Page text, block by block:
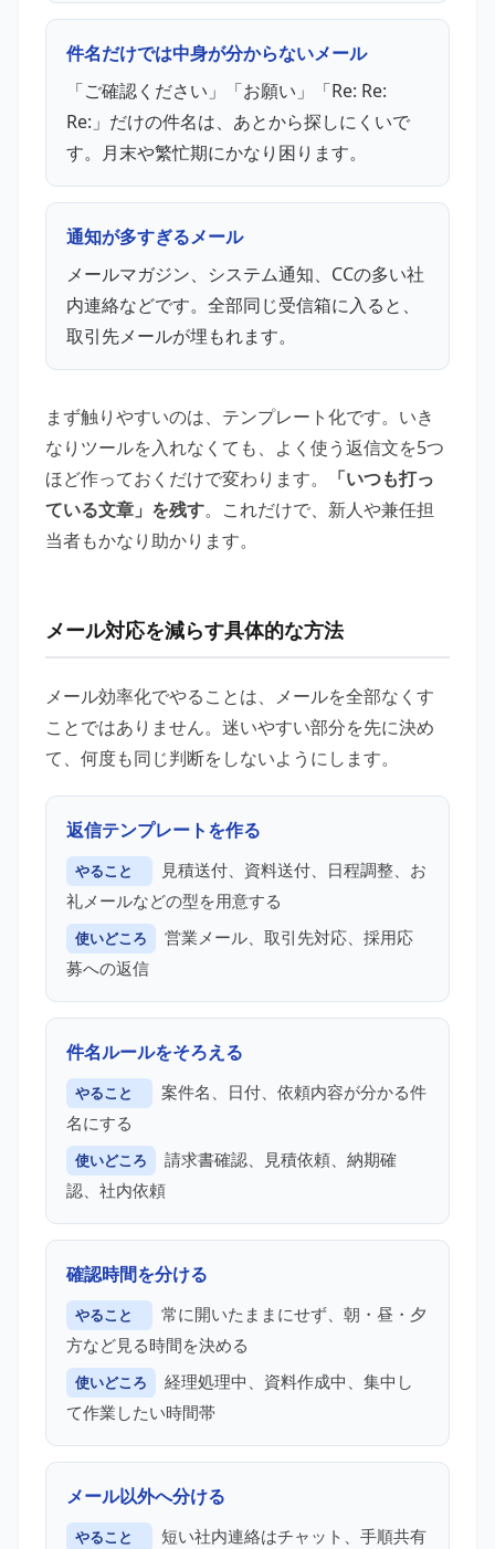
件名だけでは中身が分からないメール
「ご確認ください」「お願い」「Re: Re:
Re:」だけの件名は、あとから探しにくいで
す。月末や繁忙期にかなり困ります。
通知が多すぎるメール
メールマガジン、システム通知、CCの多い社
内連絡などです。全部同じ受信箱に入ると、
取引先メールが埋もれます。
まず触りやすいのは、テンプレート化です。いき
なりツールを入れなくても、よく使う返信文を5つ
ほど作っておくだけで変わります。
「いつも打っ
ている文章」を残す。これだけで、新人や兼任担
当者もかなり助かります。
メール対応を減らす具体的な方法
メール効率化でやることは、メールを全部なくす
ことではありません。迷いやすい部分を先に決め
て、何度も同じ判断をしないようにします。
返信テンプレートを作る
やること
見積送付、資料送付、日程調整、お
礼メールなどの型を用意する
使いどころ
営業メール、取引先対応、採用応
募への返信
件名ルールをそろえる
やること
案件名、日付、依頼内容が分かる件
名にする
使いどころ
請求書確認、見積依頼、納期確
認、社内依頼
確認時間を分ける
やること
常に開いたままにせず、朝・昼・夕
方など見る時間を決める
使いどころ
経理処理中、資料作成中、集中し
て作業したい時間帯
メール以外へ分ける
やること
短い社内連絡はチャット、手順共有